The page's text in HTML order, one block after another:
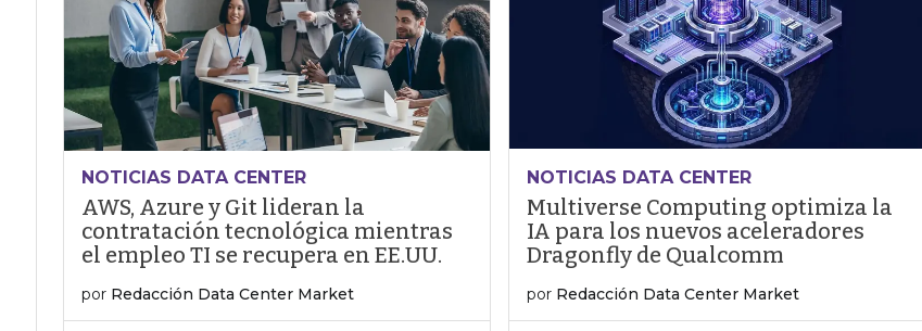
NOTICIAS DATA CENTER
AWS, Azure y Git lideran la
contratación tecnológica mientras
el empleo TI se recupera en EE.UU.
por Redacción Data Center Market
NOTICIAS DATA CENTER
Multiverse Computing optimiza la
IA para los nuevos aceleradores
Dragonfly de Qualcomm
por Redacción Data Center Market